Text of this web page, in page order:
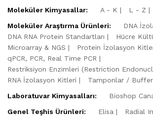
Moleküler Kimyasallar:
A - K L - Z
Moleküler Araştırma Ürünleri:
DNA
DNA RNA Protein Standartları
Hücre
Microarray & NGS
Protein İzolasyon
qPCR, PCR, Real Time PCR
Restriksiyon Enzimleri (Restriction
RNA İzolasyon Kitleri
Tamponlar /
Laboratuvar Kimyasalları:
Bioshop
Genel Teşhis Ürünleri:
Elisa
Radial